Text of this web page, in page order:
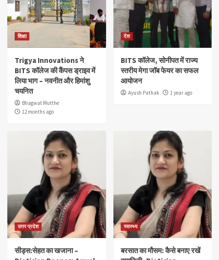
शिक्षा
Trigya Innovations ने
BITS कॉलेज की कैंपस ड्राइव में
लिया भाग – नवनीत और हिमांशु
चयनित
Bhagwat Mutthe
12 months ago
देश
BITS कॉलेज, सोनीपत में राज्य
स्तरीय मेगा जॉब फेयर का सफल
आयोजन
Ayush Pathak 1 year ago
उत्तर प्रदेश
सीड्स:सेहत का खजाना –
स्वास्थ्य
बरसात का मौसम: कैसे बनाए रखें